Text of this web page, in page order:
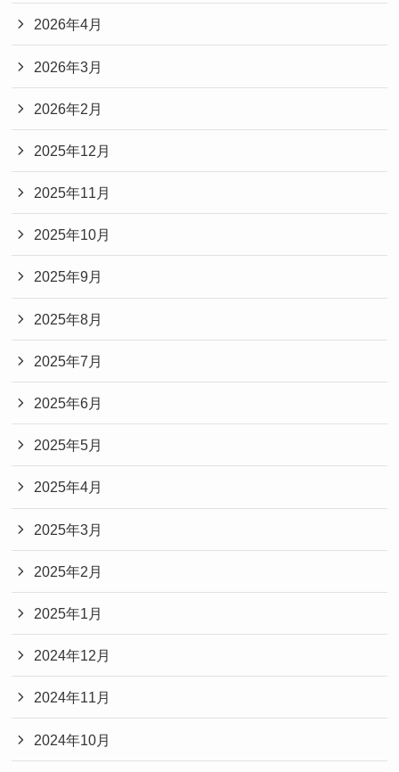
2026年4月
2026年3月
2026年2月
2025年12月
2025年11月
2025年10月
2025年9月
2025年8月
2025年7月
2025年6月
2025年5月
2025年4月
2025年3月
2025年2月
2025年1月
2024年12月
2024年11月
2024年10月